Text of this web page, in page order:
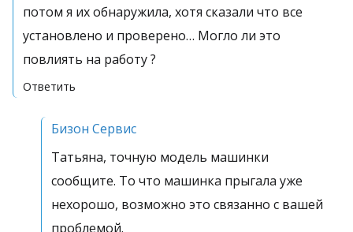
потом я их обнаружила, хотя сказали что все
установлено и проверено… Могло ли это
повлиять на работу ?
Ответить
Бизон Сервис
Татьяна, точную модель машинки
сообщите. То что машинка прыгала уже
нехорошо, возможно это связанно с вашей
проблемой.